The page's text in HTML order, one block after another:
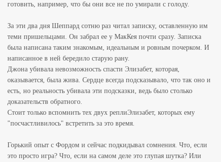
готовить, например, что бы они все не по умирали с голоду.
За эти два дня Шеппард сотню раз читал записку, оставленную им
теми пришельцами. Он забрал ее у МакКея почти сразу. Записка
была написана таким знакомым, идеальным и ровным почерком. И
написанное в ней бередило старую рану.
Джона убивала невозможность спасти Элизабет, которая,
оказывается, была жива. Сердце всегда подсказывало, что так оно и
есть, но реальность убивала эти подсказки, ведь было столько
доказательств обратного.
Стоит только вспомнить тех двух реплиЭлизабет, которых ему
"посчастливилось" встретить за это время.
Горький опыт с Фордом и сейчас подкидывал сомнения. Что, если
это просто игра? Что, если на самом деле это глупая шутка? Или